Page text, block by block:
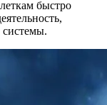
быстро